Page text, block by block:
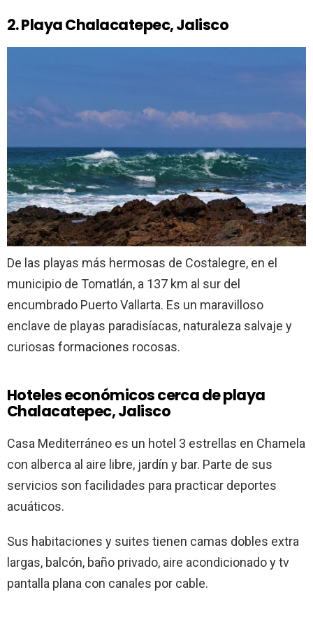
2. Playa Chalacatepec, Jalisco
De las playas más hermosas de Costalegre, en el
municipio de Tomatlán, a 137 km al sur del
encumbrado Puerto Vallarta. Es un maravilloso
enclave de playas paradisíacas, naturaleza salvaje y
curiosas formaciones rocosas.
Hoteles económicos cerca de playa
Chalacatepec, Jalisco
Casa Mediterráneo es un hotel 3 estrellas en Chamela
con alberca al aire libre, jardín y bar. Parte de sus
servicios son facilidades para practicar deportes
acuáticos.
Sus habitaciones y suites tienen camas dobles extra
largas, balcón, baño privado, aire acondicionado y tv
pantalla plana con canales por cable.